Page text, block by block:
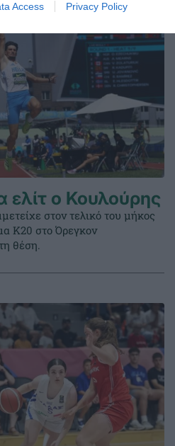
Access Privacy Policy
ελίτ ο Κουλούρης
στον τελικό του μήκος
Κ20 στο Όρεγκον
θέση.